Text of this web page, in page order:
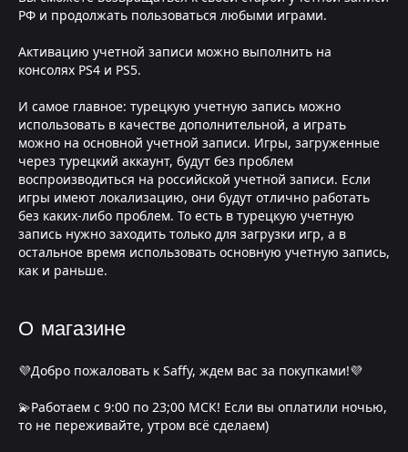
РФ и продолжать пользоваться любыми играми.
Активацию учетной записи можно выполнить на
консолях PS4 и PS5.
И самое главное: турецкую учетную запись можно
использовать в качестве дополнительной, а играть
можно на основной учетной записи. Игры, загруженные
через турецкий аккаунт, будут без проблем
воспроизводиться на российской учетной записи. Если
игры имеют локализацию, они будут отлично работать
без каких-либо проблем. То есть в турецкую учетную
запись нужно заходить только для загрузки игр, а в
остальное время использовать основную учетную запись,
как и раньше.
О магазине
💜Добро пожаловать к Saffy, ждем вас за покупками!💜
💫Работаем с 9:00 по 23;00 МСК! Если вы оплатили ночью,
то не переживайте, утром всё сделаем)